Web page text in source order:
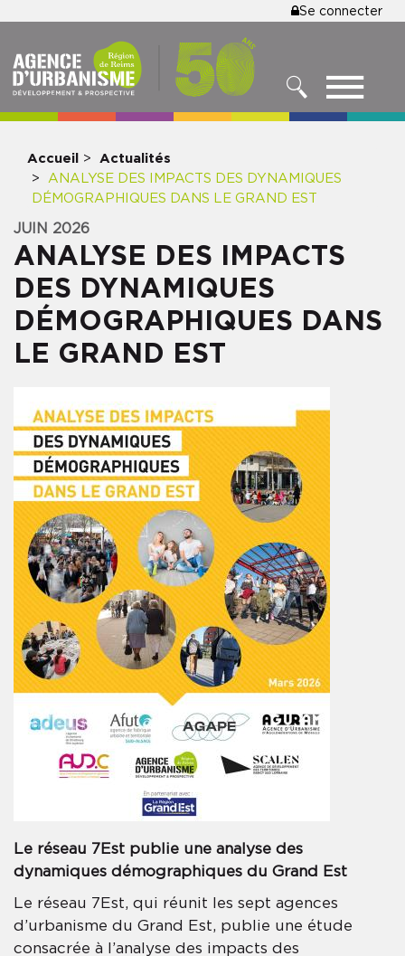
contenu
principal
MENU
DE
Se connecter
MENU
Accueil Actualités
ANALYSE DES IMPACTS DES DYNAMIQUES
DÉMOGRAPHIQUES DANS LE GRAND EST
JUIN 2026
ANALYSE DES IMPACTS
DES DYNAMIQUES
DÉMOGRAPHIQUES DANS
LE GRAND EST
Le réseau 7Est publie une analyse des
dynamiques démographiques du Grand Est
Le réseau 7Est, qui réunit les sept agences
d’urbanisme du Grand Est, publie une étude
consacrée à l’analyse des impacts des